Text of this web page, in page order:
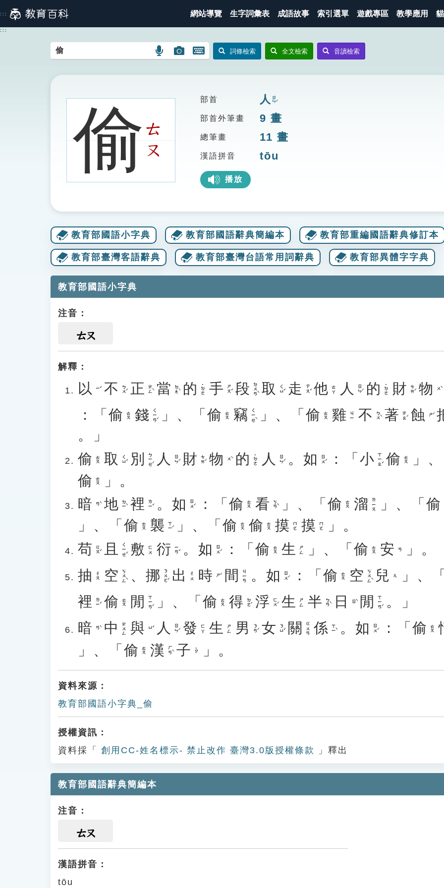
到
主
::: 網站導覽 生字詞彙表 成語故事 索引選單 遊戲專區 教學應用
:::
語
搜
圖
圖
搜
開
鍵
圖
詞條檢索 全文檢索 音讀檢索
偷ㄊ
ㄡ
部首 人 ㄖㄣˊ
部首外筆畫 9 畫
總筆畫 11 畫
漢語拼音 tōu
播放
教育部國語小字典 教育部國語辭典簡編本 教育部重編國語辭典修訂本
教育部臺灣客語辭典 教育部臺灣台語常用詞辭典 教育部異體字字典
教育部國語小字典
注音：
ㄊㄡ
解釋：
以 ㄧˇ 不 ㄅㄨˊ 正 ㄓㄥˋ 當 ㄉㄤˋ 的 ˙ㄉㄜ 手 ㄕㄡˇ 段 ㄉㄨㄢˋ 取 ㄑㄩˇ 走 ㄗㄡˇ 他 ㄊㄚ 人 ㄖㄣˊ 的 ˙ㄉㄜ 財 ㄘㄞˊ 物 ㄨˋ
：「 偷 ㄊㄡ 錢 ㄑㄧㄢˊ 」、「 偷 ㄊㄡ 竊 ㄑㄧㄝˋ 」、「 偷 ㄊㄡ 雞 ㄐㄧ 不 ㄅㄨˋ 著 ㄓㄠˊ 蝕 ㄕˊ
。」
偷 ㄊㄡ 取 ㄑㄩˇ 別 ㄅㄧㄝˊ 人 ㄖㄣˊ 財 ㄘㄞˊ 物 ㄨˋ 的 ˙ㄉㄜ 人 ㄖㄣˊ 。 如 ㄖㄨˊ ：「小 ㄒㄧㄠˇ 偷 ㄊㄡ
」
偷 ㄊㄡ
」。
暗
ㄢˋ 地 ㄉㄧˋ 裡 ㄌㄧˇ 。 如 ㄖㄨˊ ：「 偷 ㄊㄡ 看 ㄎㄢˋ 」、「 偷 ㄊㄡ 溜 ㄌㄧㄡ 」、「 偷
」、「 偷 ㄊㄡ 襲 ㄒㄧˊ 」、「 偷 ㄊㄡ 偷 ㄊㄡ 摸 ㄇㄛ 摸 ㄇㄛ
」。
苟 ㄍㄡˇ 且 ㄑㄧㄝˇ 敷 ㄈㄨ 衍 ㄧㄢˇ 。 如 ㄖㄨˊ ：「 偷 ㄊㄡ 生 ㄕㄥ 」、「 偷 ㄊㄡ 安 ㄢ
」。
抽 ㄔㄡ 空 ㄎㄨㄥˋ 、 挪 ㄋㄨㄛˊ 出 ㄔㄨ 時 ㄕˊ 間 ㄐㄧㄢ 。 如 ㄖㄨˊ ：「 偷 ㄊㄡ 空 ㄎㄨㄥˋ 兒 ㄦ
」、
裡 ㄌㄧˇ 偷 ㄊㄡ 閒 ㄒㄧㄢˊ 」、「 偷 ㄊㄡ 得 ㄉㄜˊ 浮 ㄈㄨˊ 生 ㄕㄥ 半 ㄅㄢˋ 日 ㄖˋ 閒 ㄒㄧㄢˊ 。」
暗
ㄢˋ 中 ㄓㄨㄥ 與 ㄩˇ 人 ㄖㄣˊ 發 ㄈㄚ 生 ㄕㄥ 男 ㄋㄢˊ 女 ㄋㄩˇ 關 ㄍㄨㄢ 係 ㄒㄧˋ 。如 ㄖㄨˊ ：「偷 ㄊㄡ
」、「 偷 ㄊㄡ 漢 ㄏㄢˋ 子 ˙ㄗ 」。
資料來源：
教育部國語小字典_偷
授權資訊：
資料採「
創用CC-姓名標示- 禁止改作 臺灣3.0版授權條款 」釋出
教育部國語辭典簡編本
注音：
ㄊㄡ
漢語拼音：
tōu